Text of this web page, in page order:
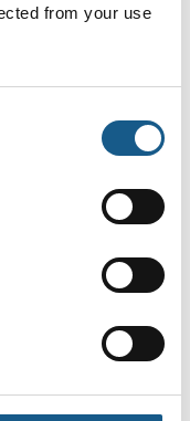
from your use
og
stærk teknisk og